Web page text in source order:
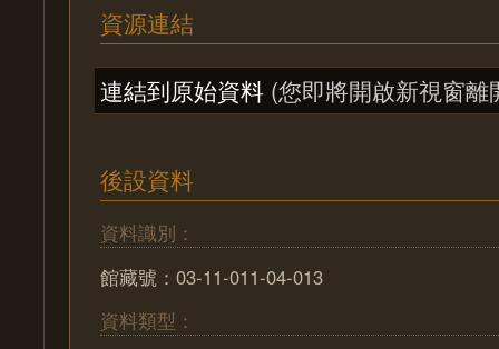
資源連結
連結到原始資料 (您即將開啟新視窗離
後設資料
資料識別：
館藏號：03-11-011-04-013
資料類型：